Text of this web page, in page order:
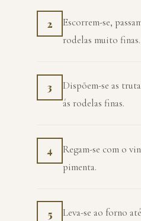
2
Escorrem-se,
rodelas muito finas.
3
Dispõem-se as
ás rodelas finas.
4
Regam-se com o
pimenta.
5 Leva-se ao forno